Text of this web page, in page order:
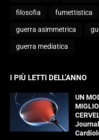
filosofia fumettistica
guerra asimmetrica
guerra mediatica
I PIÙ LETTI DELL’ANNO
UN